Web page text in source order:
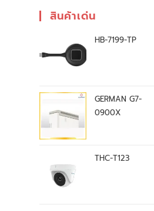
สินค้าเด่น
HB-7199-TP
GERMAN G7-
0900X
THC-T123